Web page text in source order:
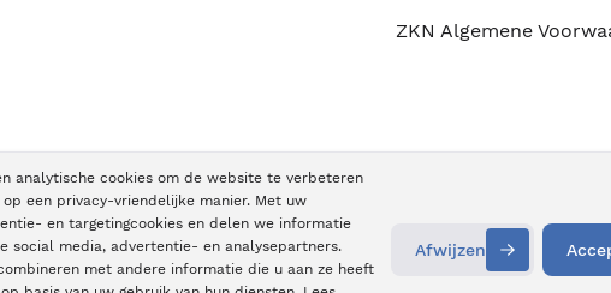
analytische cookies om de website te verbeteren
een privacy-vriendelijke manier. Met uw
en targetingcookies en delen we informatie
social media, advertentie- en analysepartners.
met andere informatie die u aan ze heeft
Afwijzen
ZKN Algemene
| KVK nummer: 30196373